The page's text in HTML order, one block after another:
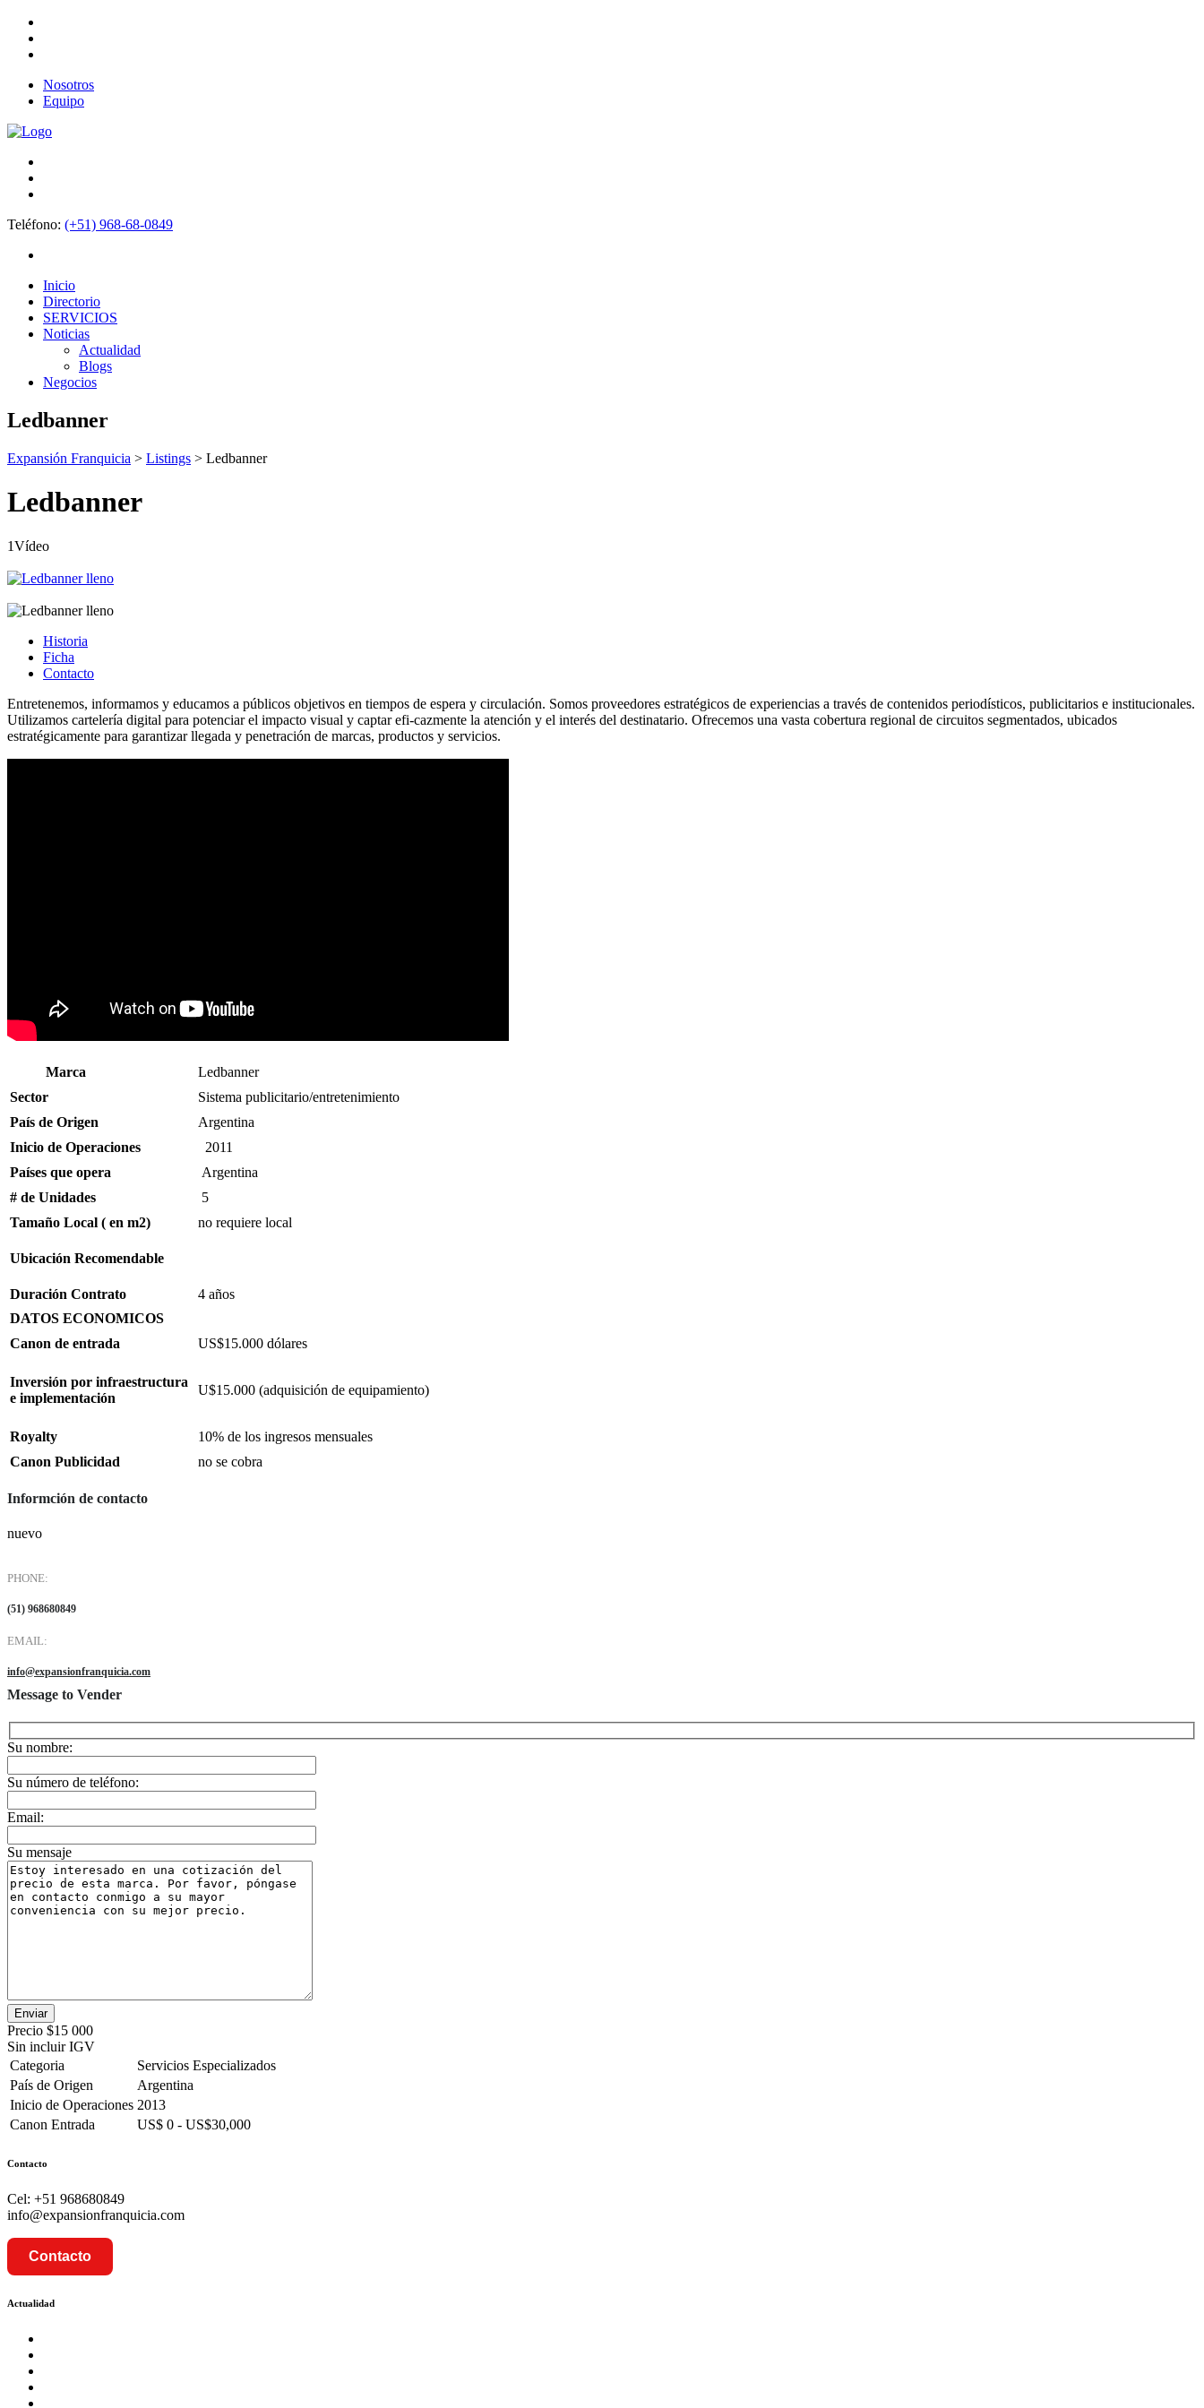
Nosotros
Equipo
Teléfono: (+51) 968-68-0849
Inicio
Directorio
SERVICIOS
Noticias
Actualidad
Blogs
Negocios
Ledbanner
Expansión Franquicia > Listings > Ledbanner
Ledbanner
1Vídeo
Historia
Ficha
Contacto
Entretenemos, informamos y educamos a públicos objetivos en tiempos de espera y circulación. Somos proveedores estratégicos de experiencias a través de contenidos periodísticos, publicitarios e institucionales.
Utilizamos cartelería digital para potenciar el impacto visual y captar efi-cazmente la atención y el interés del destinatario. Ofrecemos una vasta cobertura regional de circuitos segmentados, ubicados
estratégicamente para garantizar llegada y penetración de marcas, productos y servicios.
Marca
Ledbanner
Sector
Sistema publicitario/entretenimiento
País de Origen
Argentina
Inicio de Operaciones
2011
Países que opera
Argentina
# de Unidades
5
Tamaño Local ( en m2)
no requiere local
Ubicación Recomendable
Duración Contrato
4 años
DATOS ECONOMICOS
Canon de entrada
US$15.000 dólares
Inversión por infraestructura
e implementación
U$15.000 (adquisición de equipamiento)
Royalty
10% de los ingresos mensuales
Canon Publicidad
no se cobra
Informción de contacto
nuevo
PHONE:
(51) 968680849
EMAIL:
info@expansionfranquicia.com
Message to Vender
Su nombre:
Su número de teléfono:
Email:
Su mensaje
Precio $15 000
Sin incluir IGV
Categoria
Servicios Especializados
País de Origen
Argentina
Inicio de Operaciones 2013
Canon Entrada
US$ 0 - US$30,000
Contacto
Cel: +51 968680849
info@expansionfranquicia.com
Contacto
Actualidad